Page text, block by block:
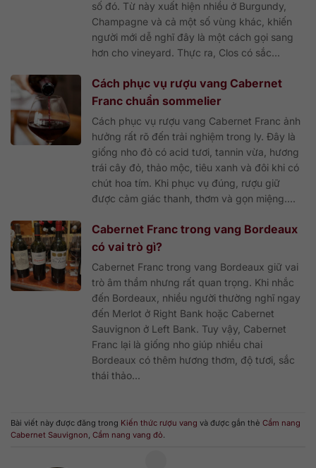
số đó. Từ này xuất hiện nhiều ở Burgundy,
Champagne và cả một số vùng khác, khiến
người mới dễ nghĩ đây là một cách gọi sang
hơn cho vineyard. Thực ra, Clos có sắc...
Cách phục vụ rượu vang Cabernet
Franc chuẩn sommelier
Cách phục vụ rượu vang Cabernet Franc ảnh
hưởng rất rõ đến trải nghiệm trong ly. Đây là
giống nho đỏ có acid tươi, tannin vừa, hương
trái cây đỏ, thảo mộc, tiêu xanh và đôi khi có
chút hoa tím. Khi phục vụ đúng, rượu giữ
được cảm giác thanh, thơm và gọn miệng....
Cabernet Franc trong vang Bordeaux
có vai trò gì?
Cabernet Franc trong vang Bordeaux giữ vai
trò âm thầm nhưng rất quan trọng. Khi nhắc
đến Bordeaux, nhiều người thường nghĩ ngay
đến Merlot ở Right Bank hoặc Cabernet
Sauvignon ở Left Bank. Tuy vậy, Cabernet
Franc lại là giống nho giúp nhiều chai
Bordeaux có thêm hương thơm, độ tươi, sắc
thái thảo...
Bài viết này được đăng trong Kiến thức rượu vang và được gắn thẻ Cẩm nang
Cabernet Sauvignon, Cẩm nang vang đỏ.